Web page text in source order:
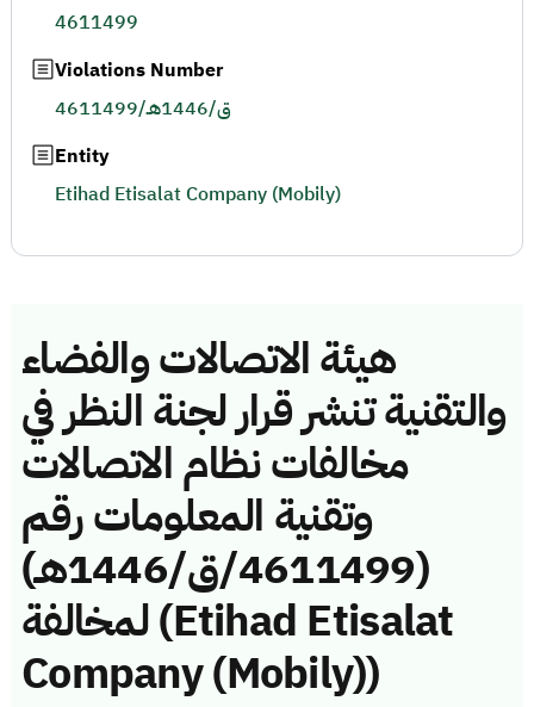
هيئة الاتصالات والفضاء
والتقنية تنشر قرار لجنة النظر في
مخالفات نظام الاتصالات
وتقنية المعلومات رقم
(4611499/ق/1446هـ)
لمخالفة (Etihad Etisalat
Company (Mobily))
4611499
Violations Number
4611499/ق/1446هـ
Entity
Etihad Etisalat Company (Mobily)